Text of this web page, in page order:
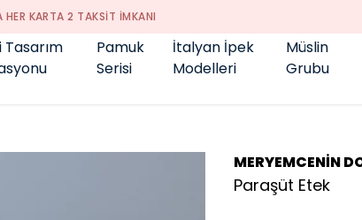
BÜYÜK BEDEN 👑
Tasarım
Pamuk
Serisi
İtalyan İpek
Modelleri
Müslin
Grubu
MERYEMCENİN
Paraşüt Etek